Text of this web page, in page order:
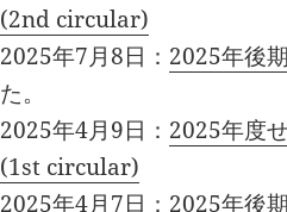
(2nd circular)
2025年7月8日： 2025年後
た。
2025年4月9日： 2025年度
(1st circular)
2025年4月7日：2025年後